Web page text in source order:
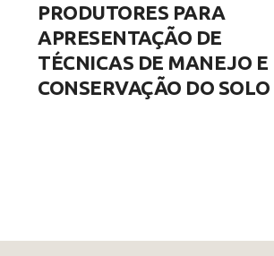
PRODUTORES PARA
APRESENTAÇÃO DE
TÉCNICAS DE MANEJO E
CONSERVAÇÃO DO SOLO